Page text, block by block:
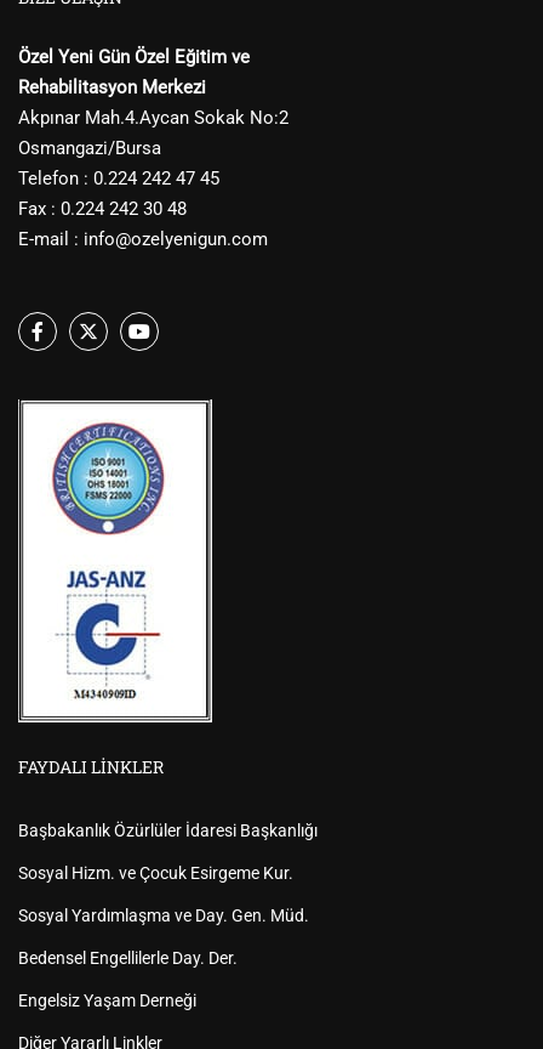
Özel Yeni Gün Özel Eğitim ve
Rehabilitasyon Merkezi
Akpınar Mah.4.Aycan Sokak No:2
Osmangazi/Bursa
Telefon : 0.224 242 47 45
Fax : 0.224 242 30 48
E-mail : info@ozelyenigun.com
FAYDALI LINKLER
Başbakanlık Özürlüler İdaresi Başkanlığı
Sosyal Hizm. ve Çocuk Esirgeme Kur.
Sosyal Yardımlaşma ve Day. Gen. Müd.
Bedensel Engellilerle Day. Der.
Engelsiz Yaşam Derneği
Diğer Yararlı Linkler